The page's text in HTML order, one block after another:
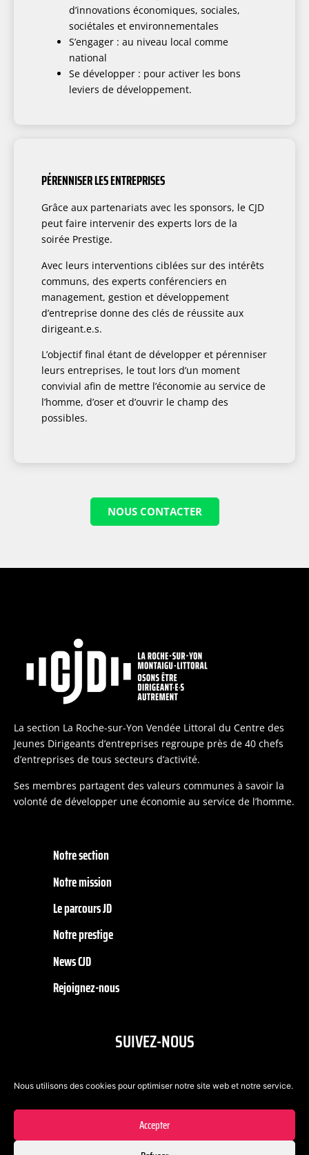
Nous utilisons des cookies pour optimiser notre site web et notre service.
Accepter
d’innovations économiques, sociales,
sociétales et environnementales
S’engager : au niveau local comme
national
Se développer : pour activer les bons
leviers de développement.
PÉRENNISER LES ENTREPRISES
Grâce aux partenariats avec les sponsors, le CJD
peut faire intervenir des experts lors de la
soirée Prestige.
Avec leurs interventions ciblées sur des intérêts
communs, des experts conférenciers en
management, gestion et développement
d’entreprise donne des clés de réussite aux
dirigeant.e.s.
L’objectif final étant de développer et pérenniser
leurs entreprises, le tout lors d’un moment
convivial afin de mettre l’économie au service de
l’homme, d’oser et d’ouvrir le champ des
possibles.
NOUS CONTACTER
La section La Roche-sur-Yon Vendée Littoral du Centre des
Jeunes Dirigeants d’entreprises regroupe près de 40 chefs
d’entreprises de tous secteurs d’activité.
Ses membres partagent des valeurs communes à savoir la
volonté de développer une économie au service de l’homme.
Notre section
Notre mission
Le parcours JD
Notre prestige
News CJD
Rejoignez-nous
SUIVEZ-NOUS